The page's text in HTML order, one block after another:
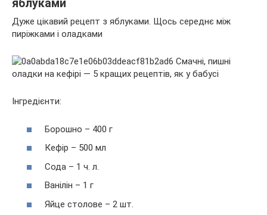
яблуками
Дуже цікавий рецепт з яблуками. Щось середнє між
пиріжками і оладками
Інгредієнти:
Борошно – 400 г
Кефір – 500 мл
Сода – 1 ч. л.
Ванілін – 1 г
Яйце столове – 2 шт.